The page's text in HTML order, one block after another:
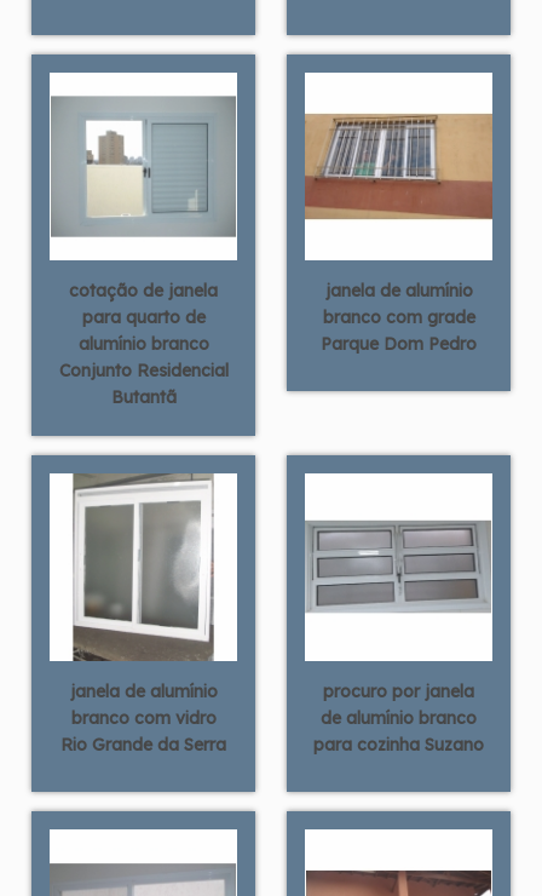
cotação de janela
para quarto de
alumínio branco
Conjunto Residencial
Butantã
janela de alumínio
branco com grade
Parque Dom Pedro
janela de alumínio
branco com vidro
Rio Grande da Serra
procuro por janela
de alumínio branco
para cozinha Suzano